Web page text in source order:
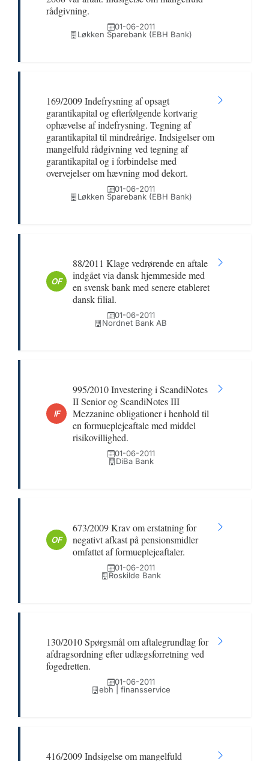
rådgivning.
01-06-2011
Løkken Sparebank (EBH Bank)
169/2009 Indefrysning af opsagt
garantikapital og efterfølgende kortvarig
ophævelse af indefrysning. Tegning af
garantikapital til mindreårige. Indsigelser om
mangelfuld rådgivning ved tegning af
garantikapital og i forbindelse med
overvejelser om hævning mod dekort.
01-06-2011
Løkken Sparebank (EBH Bank)
OF
88/2011 Klage vedrørende en aftale
indgået via dansk hjemmeside med
en svensk bank med senere etableret
dansk filial.
01-06-2011
Nordnet Bank AB
IF
995/2010 Investering i ScandiNotes
II Senior og ScandiNotes III
Mezzanine obligationer i henhold til
en formueplejeaftale med middel
risikovillighed.
01-06-2011
DiBa Bank
OF
673/2009 Krav om erstatning for
negativt afkast på pensionsmidler
omfattet af formueplejeaftaler.
01-06-2011
Roskilde Bank
130/2010 Spørgsmål om aftalegrundlag for
afdragsordning efter udlægsforretning ved
fogedretten.
01-06-2011
ebh | finansservice
416/2009 Indsigelse om mangelfuld